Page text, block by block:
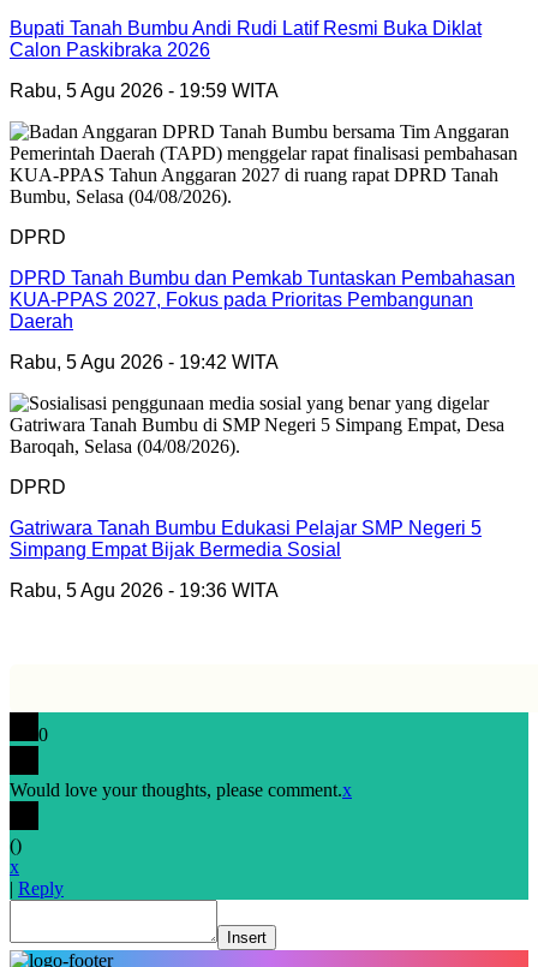
Bupati Tanah Bumbu Andi Rudi Latif Resmi Buka Diklat
Calon Paskibraka 2026
Rabu, 5 Agu 2026 - 19:59 WITA
DPRD
DPRD Tanah Bumbu dan Pemkab Tuntaskan Pembahasan
KUA-PPAS 2027, Fokus pada Prioritas Pembangunan
Daerah
Rabu, 5 Agu 2026 - 19:42 WITA
DPRD
Gatriwara Tanah Bumbu Edukasi Pelajar SMP Negeri 5
Simpang Empat Bijak Bermedia Sosial
Rabu, 5 Agu 2026 - 19:36 WITA
0
Would love your thoughts, please comment.x
()
x
| Reply
Insert